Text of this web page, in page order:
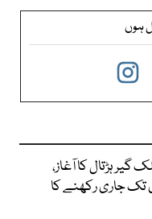
ہوں
گیر ہڑتال کا آغاز،
تک جاری رکھنے کا